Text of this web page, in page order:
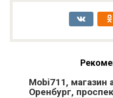
Mobi711, магазин
Оренбург,